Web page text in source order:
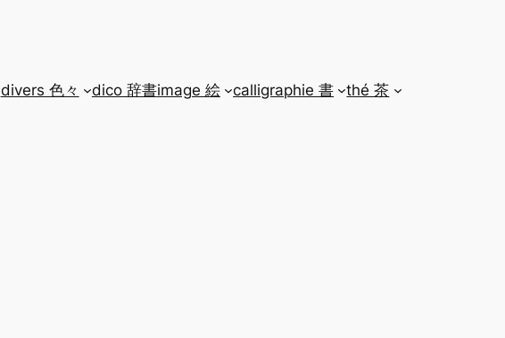
divers 色々 dico 辞書image 絵 calligraphie 書 thé 茶